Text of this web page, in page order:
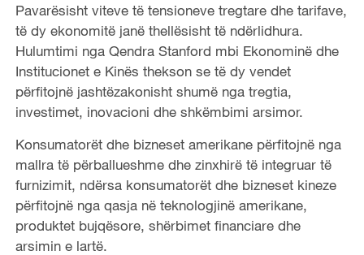
Pavarësisht viteve të tensioneve tregtare dhe tarifave,
të dy ekonomitë janë thellësisht të ndërlidhura.
Hulumtimi nga Qendra Stanford mbi Ekonominë dhe
Institucionet e Kinës thekson se të dy vendet
përfitojnë jashtëzakonisht shumë nga tregtia,
investimet, inovacioni dhe shkëmbimi arsimor.
Konsumatorët dhe bizneset amerikane përfitojnë nga
mallra të përballueshme dhe zinxhirë të integruar të
furnizimit, ndërsa konsumatorët dhe bizneset kineze
përfitojnë nga qasja në teknologjinë amerikane,
produktet bujqësore, shërbimet financiare dhe
arsimin e lartë.